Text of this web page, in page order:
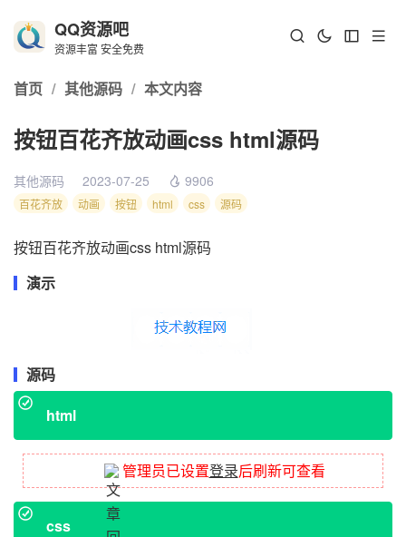
QQ资源吧
资源丰富 安全免费
首页 / 其他源码 / 本文内容
按钮百花齐放动画css html源码
其他源码 2023-07-25 9906
百花齐放 动画 按钮 html css 源码
按钮百花齐放动画css html源码
演示
源码
html
管理员已设置登录后刷新可查看
css